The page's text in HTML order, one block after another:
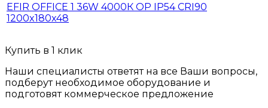
EFIR OFFICE 1 36W 4000К OP IP54 CRI90
1200x180x48
Купить в 1 клик
Наши специалисты ответят на все Ваши вопросы,
подберут необходимое оборудование и
подготовят коммерческое предложение